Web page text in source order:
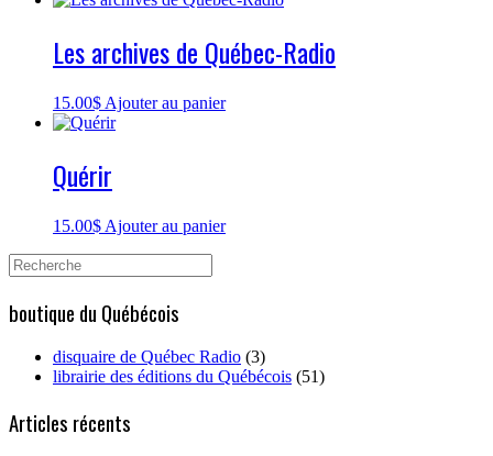
Les archives de Québec-Radio
15.00$ Ajouter au panier
Quérir
15.00$ Ajouter au panier
Search
for:
boutique du Québécois
disquaire de Québec Radio (3)
librairie des éditions du Québécois (51)
Articles récents